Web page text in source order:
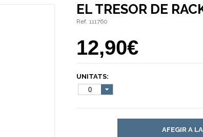
EL TRESOR DE
Ref. 111760
12,90€
UNITATS:
0
AFEGIR A